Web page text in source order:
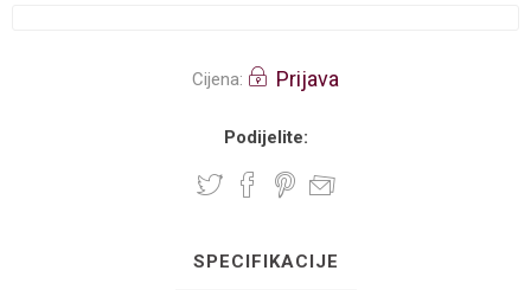
Cijena: Prijava
Podijelite:
SPECIFIKACIJE